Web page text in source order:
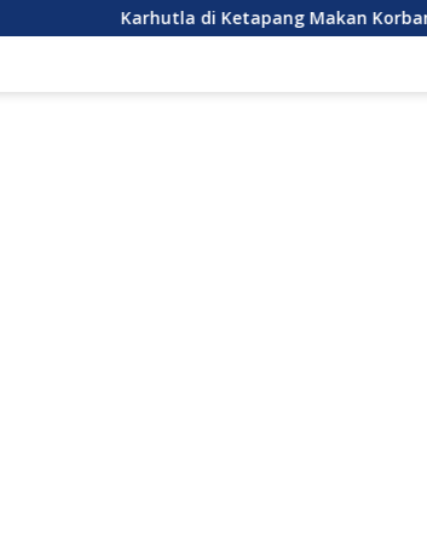
Karhutla di Ketapang Makan Korban Jiwa